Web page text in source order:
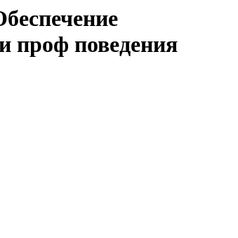
проф поведения